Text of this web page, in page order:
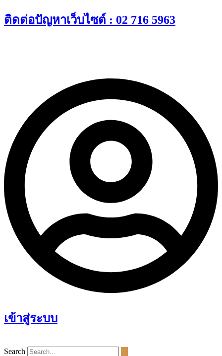
Skip
to
ติดต่อปัญหาเว็บไซต์ : 02 716 5963
เข้าสู่ระบบ
Search